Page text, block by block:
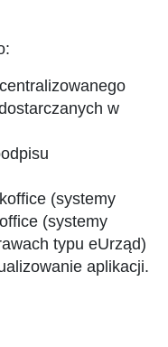
w
(systemy
(systemy
typu eUrząd)
aplikacji.